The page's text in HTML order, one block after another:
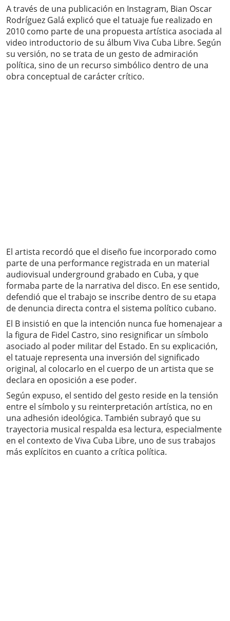
A través de una publicación en Instagram, Bian Oscar
Rodríguez Galá explicó que el tatuaje fue realizado en
2010 como parte de una propuesta artística asociada al
video introductorio de su álbum Viva Cuba Libre. Según
su versión, no se trata de un gesto de admiración
política, sino de un recurso simbólico dentro de una
obra conceptual de carácter crítico.
El artista recordó que el diseño fue incorporado como
parte de una performance registrada en un material
audiovisual underground grabado en Cuba, y que
formaba parte de la narrativa del disco. En ese sentido,
defendió que el trabajo se inscribe dentro de su etapa
de denuncia directa contra el sistema político cubano.
El B insistió en que la intención nunca fue homenajear a
la figura de Fidel Castro, sino resignificar un símbolo
asociado al poder militar del Estado. En su explicación,
el tatuaje representa una inversión del significado
original, al colocarlo en el cuerpo de un artista que se
declara en oposición a ese poder.
Según expuso, el sentido del gesto reside en la tensión
entre el símbolo y su reinterpretación artística, no en
una adhesión ideológica. También subrayó que su
trayectoria musical respalda esa lectura, especialmente
en el contexto de Viva Cuba Libre, uno de sus trabajos
más explícitos en cuanto a crítica política.